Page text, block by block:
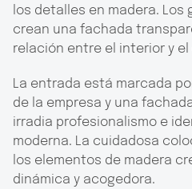
los detalles en madera. Los
crean una fachada
relación entre el interior y el
La entrada está marcada
de la empresa y una
irradia profesionalismo e
moderna. La cuidadosa
los elementos de madera
dinámica y acogedora.